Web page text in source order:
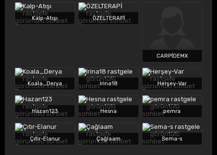
Kalp-Atışı ÖZELTERAPİ
CARPİDEMX
Koala_Derya Irina18 Herşey-Var
Hazan123 Hesna pemra
Çıtır-Elanur Çağlaam Sema-s